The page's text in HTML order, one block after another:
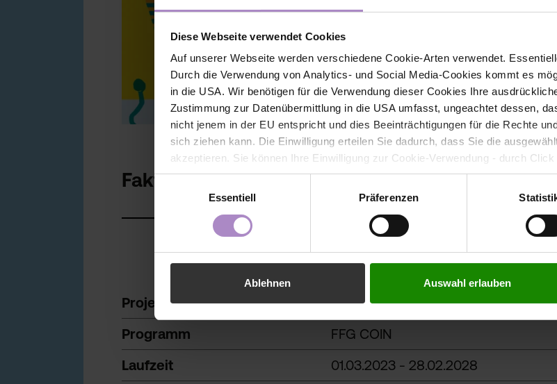
Diese Webseite verwendet Cookies
Auf unserer Webseite werden verschiedene Cookie-Arten verwendet.
Durch die Verwendung von Analytics- und Social Media-Cookies kommt es
in die USA. Wir benötigen für die Verwendung dieser Cookies Ihre
Zustimmung zur Datenübermittlung in die USA umfasst, ungeachtet dessen,
nicht jenem in der EU entspricht und dies Beeinträchtigungen für die Rechte
sich ziehen kann. Die Einwilligung erteilen Sie dadurch, dass Sie die
akzeptieren. Sie können Ihre Einwilligung zur Cookie-Verwendung - durch
der Webseite - jederzeit widerrufen. Durch den Widerruf der Einwilligung wird
Einwilligung bis zum Widerruf erfolgten Verarbeitung nicht berührt. Weitere
Einwilligungsauswahl
Essentiell
Präferenzen
Ablehnen Auswahl erlauben
Fakten
Projektname Deep11-Deep EdgeLabF
Programm
FFG COIN
Laufzeit
01.03.2023 - 28.02.2028